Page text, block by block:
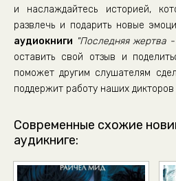
Глава 26.
Глава 28. Часть 1.
Глава 28.Часть 2.
Глава 29. Часть 2.
Глава 30.
Глава 31.
и наслаждайтесь историей,
развлечь и подарить новые
аудиокниги "Последняя жертва
оставить свой отзыв и
поможет другим слушателям
поддержит работу наших дикторов
Современные схожие
аудикниге: